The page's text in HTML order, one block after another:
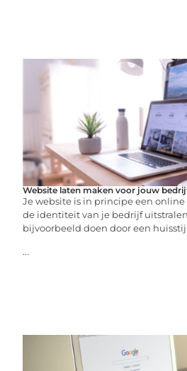
Website laten maken voor jouw
Je website is in principe een
de identiteit van je bedrijf
bijvoorbeeld doen door een
...